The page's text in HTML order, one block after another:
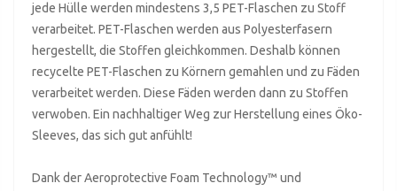
jede Hülle werden mindestens 3,5 PET-Flaschen zu Stoff
verarbeitet. PET-Flaschen werden aus Polyesterfasern
hergestellt, die Stoffen gleichkommen. Deshalb können
recycelte PET-Flaschen zu Körnern gemahlen und zu Fäden
verarbeitet werden. Diese Fäden werden dann zu Stoffen
verwoben. Ein nachhaltiger Weg zur Herstellung eines Öko-
Sleeves, das sich gut anfühlt!
Dank der Aeroprotective Foam Technology™ und